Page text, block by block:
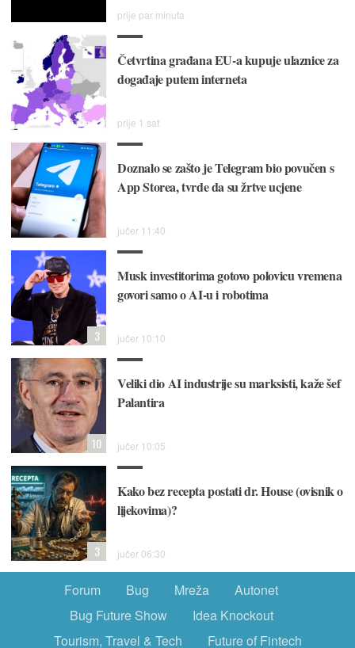
prije par minuta
Četvrtina građana EU-a kupuje ulaznice za
događaje putem interneta
prije 1 sat
Doznalo se zašto je Telegram bio povučen s
App Storea, tvrde da su žrtve ucjene
jučer 11:40
Musk investitorima gotovo polovicu vremena
govori samo o AI-u i robotima
jučer 10:10
3
Veliki dio AI industrije su marksisti, kaže šef
Palantira
jučer 10:05
10
Kako bez recepta postati dr. House (ovisnik o
lijekovima)?
jučer 06:30
3
Forum Bug Mreža
Autonet
Bug Future Show
Idea Knockout
Tourism, Travel & Tech
Future of Fintech